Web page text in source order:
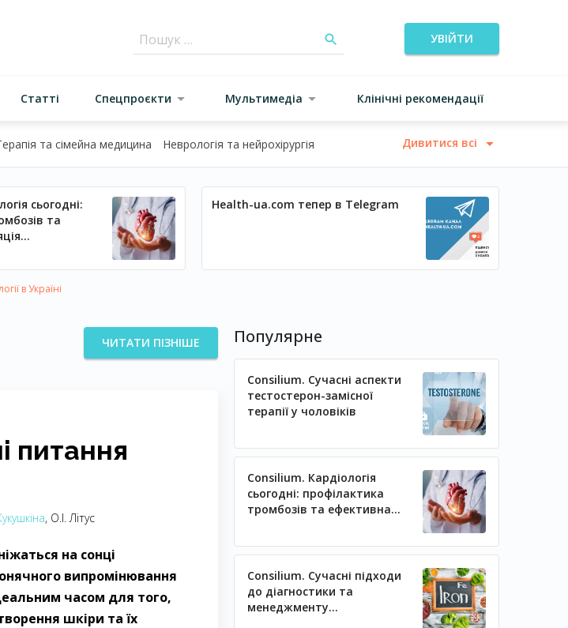
УВІЙТИ
Статті Спецпроєкти Мультимедіа Клінічні рекомендації
та сімейна медицина Неврологія та нейрохірургія Дивитися всі
сьогодні:
та
Health-ua.com тепер в Telegram
в Україні
ЧИТАТИ ПІЗНІШЕ
питання
, О.І. Літус
на сонці
випромінювання
часом для того,
шкіри та їх
Популярне
Consilium. Сучасні аспекти
тестостерон-замісної
терапії у чоловіків
Consilium. Кардіологія
сьогодні: профілактика
тромбозів та ефективна
Consilium. Сучасні підходи
до діагностики та
менеджменту